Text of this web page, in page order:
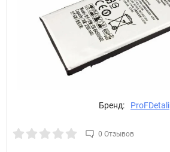
Бренд: ProFDetali
0 Отзывов